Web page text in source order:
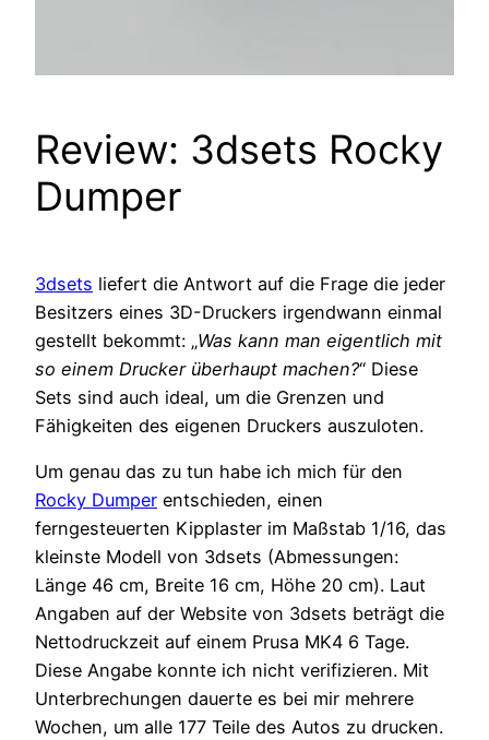
Review: 3dsets Rocky
Dumper
3dsets liefert die Antwort auf die Frage die jeder
Besitzers eines 3D-Druckers irgendwann einmal
gestellt bekommt: „Was kann man eigentlich mit
so einem Drucker überhaupt machen?“ Diese
Sets sind auch ideal, um die Grenzen und
Fähigkeiten des eigenen Druckers auszuloten.
Um genau das zu tun habe ich mich für den
Rocky Dumper entschieden, einen
ferngesteuerten Kipplaster im Maßstab 1/16, das
kleinste Modell von 3dsets (Abmessungen:
Länge 46 cm, Breite 16 cm, Höhe 20 cm). Laut
Angaben auf der Website von 3dsets beträgt die
Nettodruckzeit auf einem Prusa MK4 6 Tage.
Diese Angabe konnte ich nicht verifizieren. Mit
Unterbrechungen dauerte es bei mir mehrere
Wochen, um alle 177 Teile des Autos zu drucken.